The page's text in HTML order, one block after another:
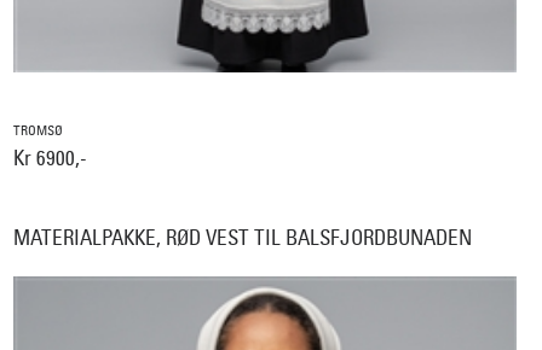
TROMSØ
Kr 6900,-
MATERIALPAKKE, RØD VEST TIL BALSFJORDBUNADEN